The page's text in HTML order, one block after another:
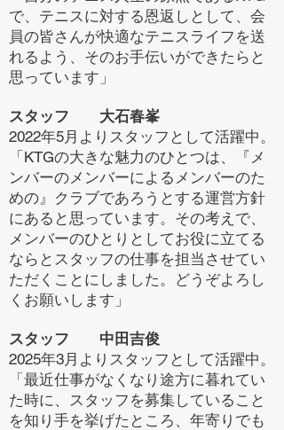
で、テニスに対する恩返しとして、会
員の皆さんが快適なテニスライフを送
れるよう、そのお手伝いができたらと
思っています」
スタッフ 大石春峯
2022年5月よりスタッフとして活躍中。
「KTGの大きな魅力のひとつは、『メ
ンバーのメンバーによるメンバーのた
めの』クラブであろうとする運営方針
にあると思っています。その考えで、
メンバーのひとりとしてお役に立てる
ならとスタッフの仕事を担当させてい
ただくことにしました。どうぞよろし
くお願いします」
スタッフ 中田吉俊
2025年3月よりスタッフとして活躍中。
「最近仕事がなくなり途方に暮れてい
た時に、スタッフを募集していること
を知り手を挙げたところ、年寄りでも